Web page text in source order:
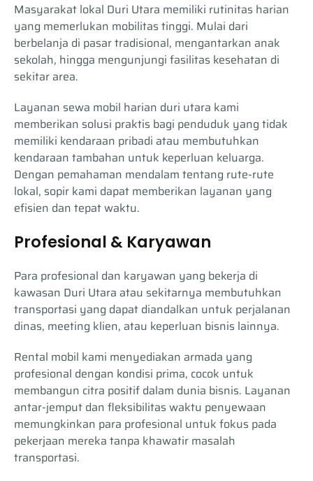
Masyarakat lokal Duri Utara memiliki rutinitas harian
yang memerlukan mobilitas tinggi. Mulai dari
berbelanja di pasar tradisional, mengantarkan anak
sekolah, hingga mengunjungi fasilitas kesehatan di
sekitar area.
Layanan sewa mobil harian duri utara kami
memberikan solusi praktis bagi penduduk yang tidak
memiliki kendaraan pribadi atau membutuhkan
kendaraan tambahan untuk keperluan keluarga.
Dengan pemahaman mendalam tentang rute-rute
lokal, sopir kami dapat memberikan layanan yang
efisien dan tepat waktu.
Profesional & Karyawan
Para profesional dan karyawan yang bekerja di
kawasan Duri Utara atau sekitarnya membutuhkan
transportasi yang dapat diandalkan untuk perjalanan
dinas, meeting klien, atau keperluan bisnis lainnya.
Rental mobil kami menyediakan armada yang
profesional dengan kondisi prima, cocok untuk
membangun citra positif dalam dunia bisnis. Layanan
antar-jemput dan fleksibilitas waktu penyewaan
memungkinkan para profesional untuk fokus pada
pekerjaan mereka tanpa khawatir masalah
transportasi.